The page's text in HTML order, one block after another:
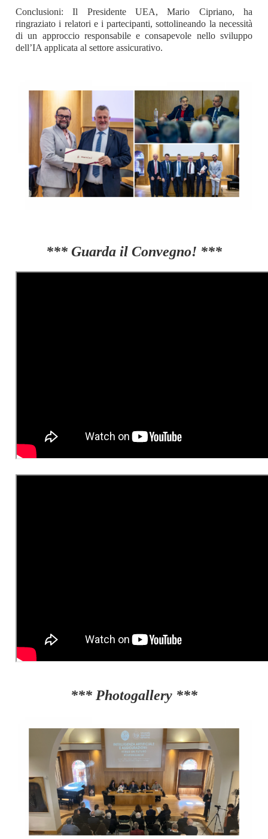
Conclusioni: Il Presidente UEA, Mario Cipriano, ha
ringraziato i relatori e i partecipanti, sottolineando la necessità
di un approccio responsabile e consapevole nello sviluppo
dell’IA applicata al settore assicurativo.
*** Guarda il Convegno! ***
*** Photogallery ***